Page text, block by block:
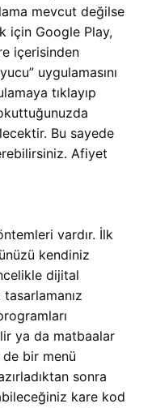
mevcut değilse
için Google Play,
içerisinden
uygulamasını
tıklayıp
Bu sayede
Afiyet
vardır. İlk
kendiniz
dijital
ya da matbaalar
de bir menü
sonra
kare kod